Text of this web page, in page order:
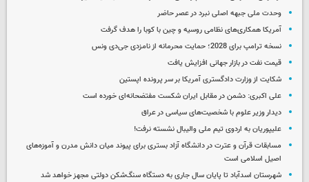
وحدت ملی جبهه اصلی نبرد در عصر حاضر
آمریکا همکاری‌های نظامی روسیه و چین با کوبا را هدف گرفت
نسخه ترامپ برای 2028؛ حمایت محرمانه از نامزدی جی‌دی ونس
قیمت نفت در بازار جهانی افزایش یافت
شکایت از وزارت دادگستری آمریکا بر سر پرونده اپستین
علی اکبری: دشمن در مقابل ایران شکست مفتضحانه‌ای خورده است
دیدار وزیر علوم با شخصیت‌های سیاسی در عراق
علیپوریان به اردوی تیم ملی والیبال نشسته نرفت!
مسابقات قرآن و عترت در دانشگاه آزاد بستری برای پیوند میان دانش مدرن و آموزه‌های
اصیل اسلامی است
شهرستان اسدآباد تا پایان سال جاری به دستگاه سنگ‌شکن دولتی مجهز خواهد شد